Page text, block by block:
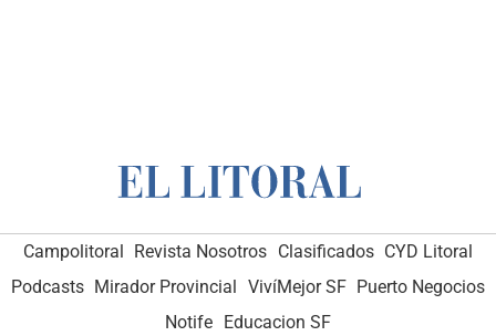
Campolitoral Revista Nosotros Clasificados CYD Litoral
Podcasts Mirador Provincial VivíMejor SF Puerto Negocios
Notife Educacion SF